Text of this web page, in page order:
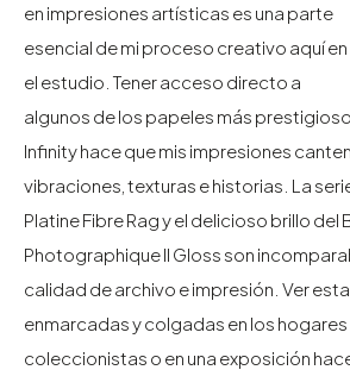
en impresiones artísticas es una parte
esencial de mi proceso creativo aquí en
el estudio. Tener acceso directo a
algunos de los papeles más
Infinity hace que mis impresiones
vibraciones, texturas e historias. La
Platine Fibre Rag y el delicioso brillo del
Photographique II Gloss son
calidad de archivo e impresión. Ver
enmarcadas y colgadas en los hogares
coleccionistas o en una exposición